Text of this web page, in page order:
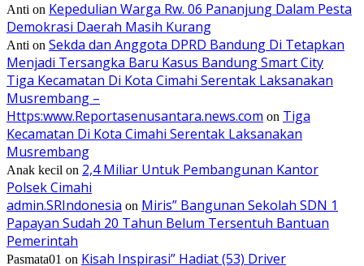
Anti on Kepedulian Warga Rw. 06 Pananjung Dalam Pesta
Demokrasi Daerah Masih Kurang
Anti on Sekda dan Anggota DPRD Bandung Di Tetapkan
Menjadi Tersangka Baru Kasus Bandung Smart City
Tiga Kecamatan Di Kota Cimahi Serentak Laksanakan
Musrembang –
Https:www.Reportasenusantara.news.com on Tiga
Kecamatan Di Kota Cimahi Serentak Laksanakan
Musrembang
Anak kecil on 2,4 Miliar Untuk Pembangunan Kantor
Polsek Cimahi
admin.SRIndonesia on Miris” Bangunan Sekolah SDN 1
Papayan Sudah 20 Tahun Belum Tersentuh Bantuan
Pemerintah
Pasmata01 on Kisah Inspirasi” Hadiat (53) Driver